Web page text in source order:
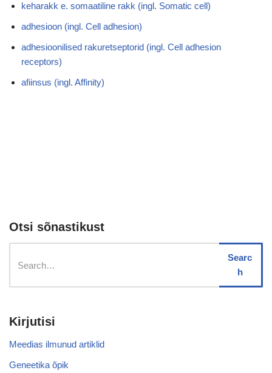
keharakk e. somaatiline rakk (ingl. Somatic cell)
adhesioon (ingl. Cell adhesion)
adhesioonilised rakuretseptorid (ingl. Cell adhesion
receptors)
afiinsus (ingl. Affinity)
Otsi sõnastikust
Searc
h
Kirjutisi
Meedias ilmunud artiklid
Geneetika õpik